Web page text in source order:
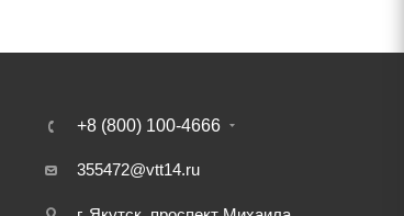
+8 (800) 100-4666
355472@vtt14.ru